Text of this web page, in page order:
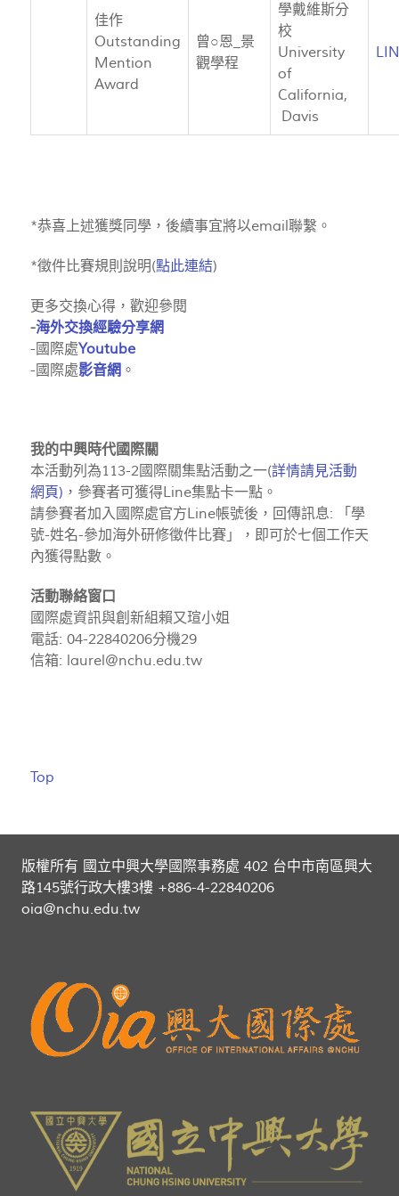
佳作
Outstanding
Mention
Award
曾○恩_景
觀學程
學戴維斯分
校
University
of
California,
Davis
*恭喜上述獲獎同學，後續事宜將以email聯繫。
*徵件比賽規則說明(點此連結)
更多交換心得，歡迎參閱
-海外交換經驗分享網
-國際處Youtube
-國際處影音網 。
我的中興時代國際關
本活動列為113-2國際關集點活動之一(詳情請見活動
網頁) ，參賽者可獲得Line集點卡一點。
請參賽者加入國際處官方Line帳號後，回傳訊息: 「學
號-姓名-參加海外研修徵件比賽」，即可於七個工作天
內獲得點數。
活動聯絡窗口
國際處資訊與創新組賴又瑄小姐
電話: 04-22840206分機29
信箱: laurel@nchu.edu.tw
Top
版權所有 國立中興大學國際事務處 402 台中市南區興大
路145號行政大樓3樓 +886-4-22840206
oia@nchu.edu.tw